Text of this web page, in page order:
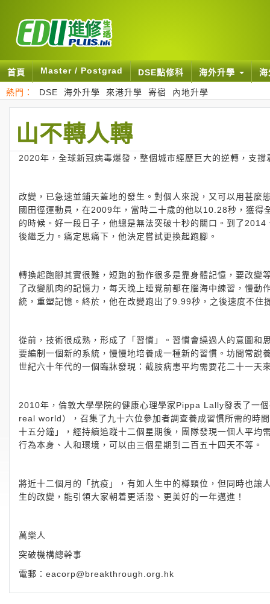
首頁 Master / Postgrad DSE點修科 海外升學
熱門： DSE 海外升學 來港升學 寄宿 內地升學
山不轉人轉
2020年，全球新冠病毒爆發，整個城市經歷巨大的逆轉，支
改變，已急速並鋪天蓋地的發生。對個人來說，又可以用甚
國田徑運動員，在2009年，當時二十歲的他以10.28秒，獲得
的時候。好一段日子，他總是無法突破十秒的關口。到了
後繼乏力。痛定思痛下，他決定嘗試更換起跑腳。
轉換起跑腳其實很難，短跑的動作很多是靠身體記憶，要改
了改變肌肉的記憶力，每天晚上睡覺前都在腦海中練習，慢
統，重塑記憶。終於，他在改變跑出了9.99秒，之後速度不住
從前，技術很成熟，形成了「習慣」。習慣會繞過人的意圖
要編制一個新的系統，慢慢地培養成一種新的習慣。坊間常
世紀六十年代的一個臨牀發現：截肢病患平均需要花二十一天
2010年，倫敦大學學院的健康心理學家Pippa Lally發表了
real world），召集了九十六位參加者調查養成習慣所需的時
十五分鐘」，經持續追蹤十二個星期後，團隊發現一個人平
行為本身、人和環境，可以由三個星期到二百五十四天不等。
將近十二個月的「抗疫」，有如人生中的樽頸位，但同時也
生的改變，能引領大家朝着更活潑、更美好的一年邁進！
萬樂人
突破機構總幹事
電郵： eacorp@breakthrough.org.hk